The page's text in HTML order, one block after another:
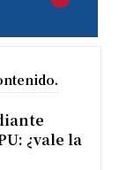
¿vale la